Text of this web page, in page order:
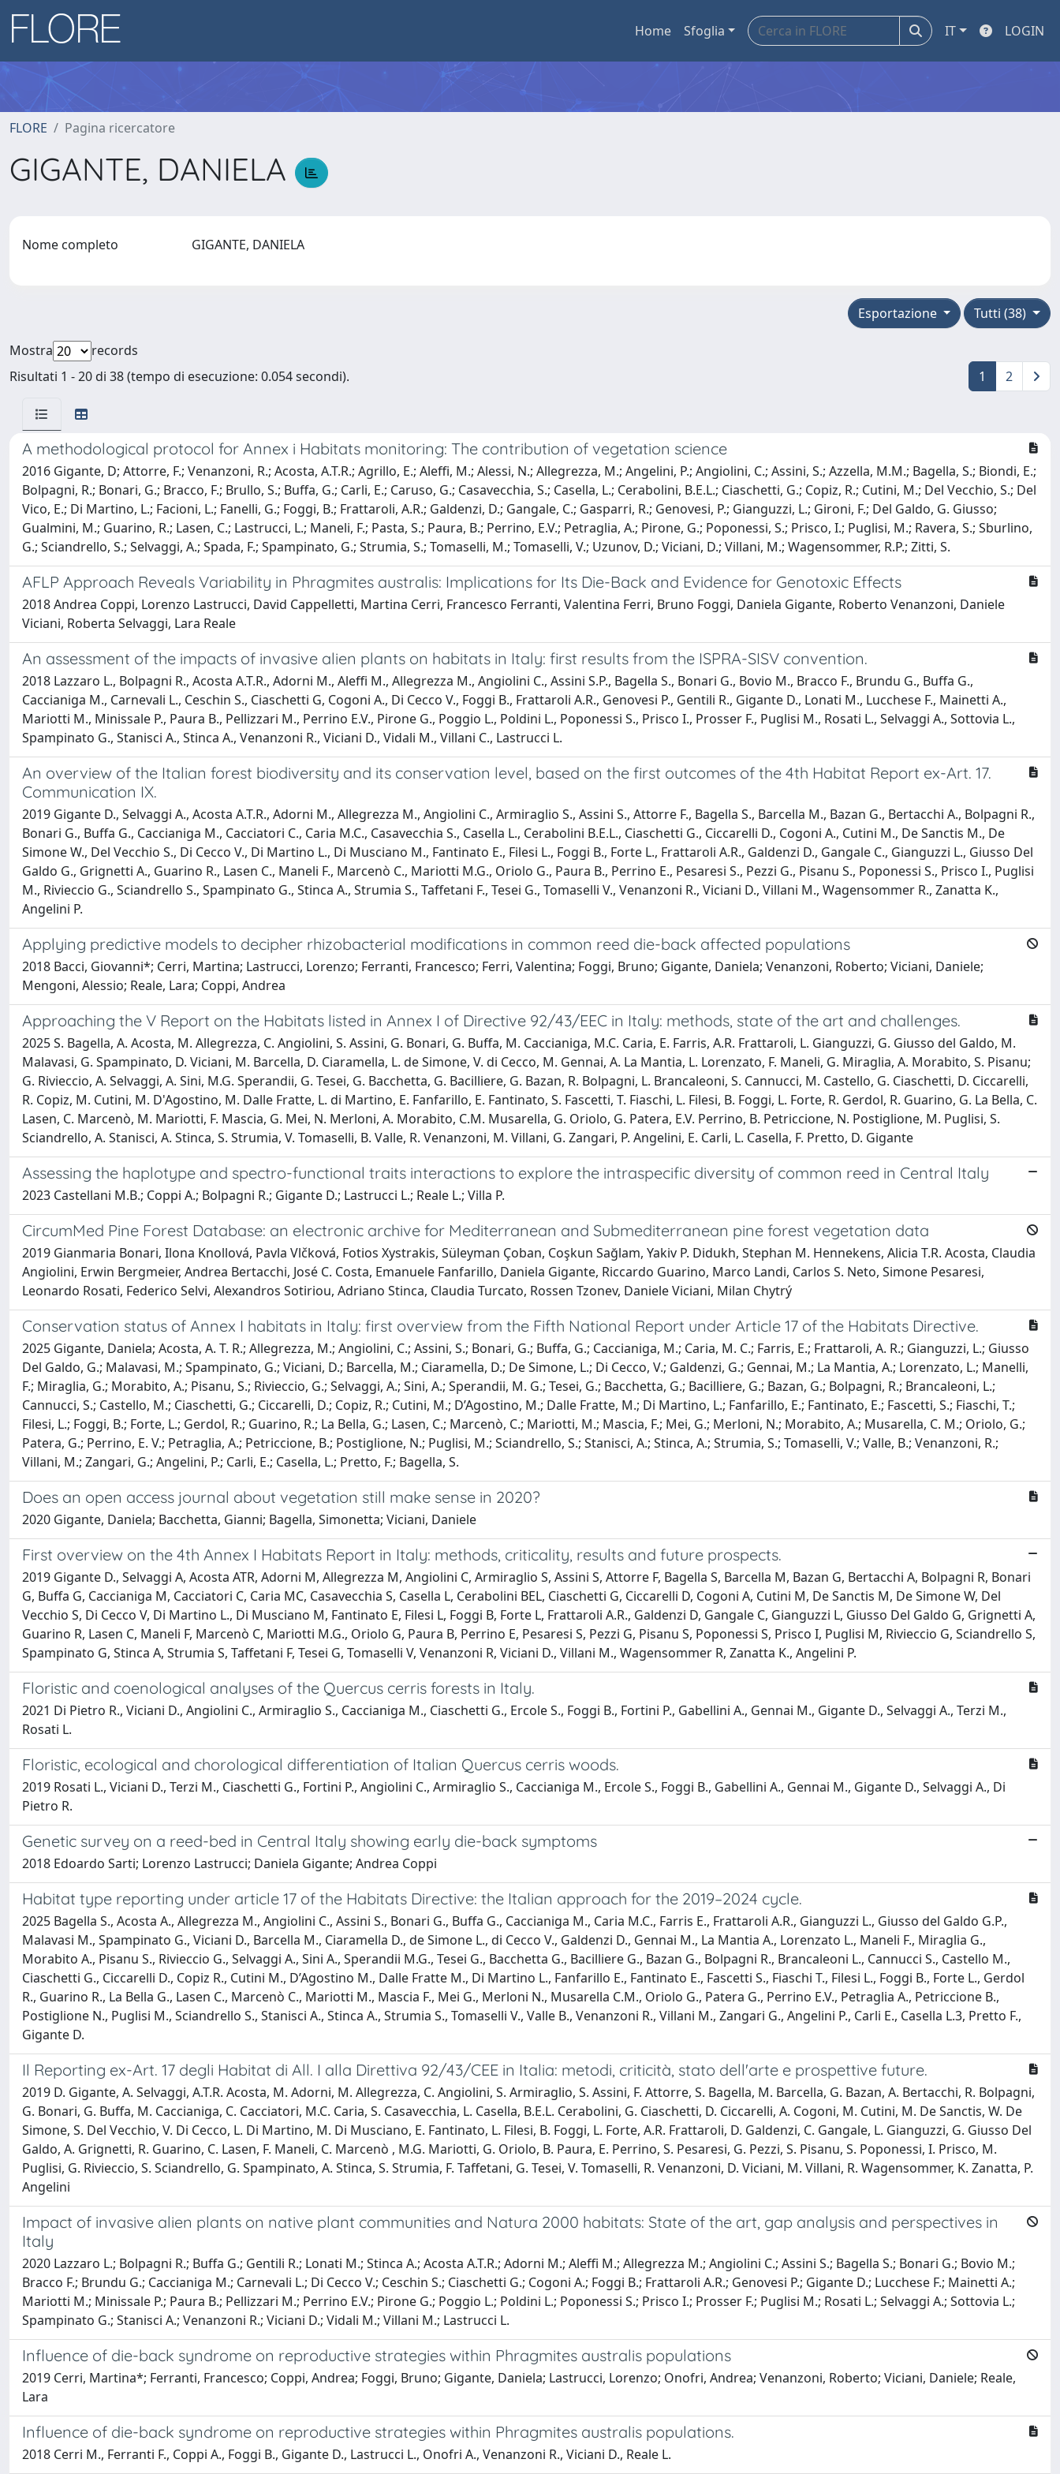
Home Sfoglia IT LOGIN
FLORE Pagina ricercatore
GIGANTE, DANIELA
Nome completo GIGANTE, DANIELA
Tutti (38)
Esportazione
Mostra
records
Risultati 1 - 20 di 38 (tempo di esecuzione: 0.054 secondi).
1 2
A methodological protocol for Annex i Habitats monitoring: The contribution of vegetation science
2016 Gigante, D; Attorre, F.; Venanzoni, R.; Acosta, A.T.R.; Agrillo, E.; Aleffi, M.; Alessi, N.; Allegrezza, M.; Angelini, P.; Angiolini, C.; Assini, S.; Azzella, M.M.; Bagella, S.; Biondi, E.;
Bolpagni, R.; Bonari, G.; Bracco, F.; Brullo, S.; Buffa, G.; Carli, E.; Caruso, G.; Casavecchia, S.; Casella, L.; Cerabolini, B.E.L.; Ciaschetti, G.; Copiz, R.; Cutini, M.; Del Vecchio, S.; Del
Vico, E.; Di Martino, L.; Facioni, L.; Fanelli, G.; Foggi, B.; Frattaroli, A.R.; Galdenzi, D.; Gangale, C.; Gasparri, R.; Genovesi, P.; Gianguzzi, L.; Gironi, F.; Del Galdo, G. Giusso;
Gualmini, M.; Guarino, R.; Lasen, C.; Lastrucci, L.; Maneli, F.; Pasta, S.; Paura, B.; Perrino, E.V.; Petraglia, A.; Pirone, G.; Poponessi, S.; Prisco, I.; Puglisi, M.; Ravera, S.; Sburlino,
G.; Sciandrello, S.; Selvaggi, A.; Spada, F.; Spampinato, G.; Strumia, S.; Tomaselli, M.; Tomaselli, V.; Uzunov, D.; Viciani, D.; Villani, M.; Wagensommer, R.P.; Zitti, S.
AFLP Approach Reveals Variability in Phragmites australis: Implications for Its Die-Back and Evidence for Genotoxic Effects
2018 Andrea Coppi, Lorenzo Lastrucci, David Cappelletti, Martina Cerri, Francesco Ferranti, Valentina Ferri, Bruno Foggi, Daniela Gigante, Roberto Venanzoni, Daniele
Viciani, Roberta Selvaggi, Lara Reale
An assessment of the impacts of invasive alien plants on habitats in Italy: first results from the ISPRA-SISV convention.
2018 Lazzaro L., Bolpagni R., Acosta A.T.R., Adorni M., Aleffi M., Allegrezza M., Angiolini C., Assini S.P., Bagella S., Bonari G., Bovio M., Bracco F., Brundu G., Buffa G.,
Caccianiga M., Carnevali L., Ceschin S., Ciaschetti G, Cogoni A., Di Cecco V., Foggi B., Frattaroli A.R., Genovesi P., Gentili R., Gigante D., Lonati M., Lucchese F., Mainetti A.,
Mariotti M., Minissale P., Paura B., Pellizzari M., Perrino E.V., Pirone G., Poggio L., Poldini L., Poponessi S., Prisco I., Prosser F., Puglisi M., Rosati L., Selvaggi A., Sottovia L.,
Spampinato G., Stanisci A., Stinca A., Venanzoni R., Viciani D., Vidali M., Villani C., Lastrucci L.
An overview of the Italian forest biodiversity and its conservation level, based on the first outcomes of the 4th Habitat Report ex-Art. 17.
Communication IX.
2019 Gigante D., Selvaggi A., Acosta A.T.R., Adorni M., Allegrezza M., Angiolini C., Armiraglio S., Assini S., Attorre F., Bagella S., Barcella M., Bazan G., Bertacchi A., Bolpagni R.,
Bonari G., Buffa G., Caccianiga M., Cacciatori C., Caria M.C., Casavecchia S., Casella L., Cerabolini B.E.L., Ciaschetti G., Ciccarelli D., Cogoni A., Cutini M., De Sanctis M., De
Simone W., Del Vecchio S., Di Cecco V., Di Martino L., Di Musciano M., Fantinato E., Filesi L., Foggi B., Forte L., Frattaroli A.R., Galdenzi D., Gangale C., Gianguzzi L., Giusso Del
Galdo G., Grignetti A., Guarino R., Lasen C., Maneli F., Marcenò C., Mariotti M.G., Oriolo G., Paura B., Perrino E., Pesaresi S., Pezzi G., Pisanu S., Poponessi S., Prisco I., Puglisi
M., Rivieccio G., Sciandrello S., Spampinato G., Stinca A., Strumia S., Taffetani F., Tesei G., Tomaselli V., Venanzoni R., Viciani D., Villani M., Wagensommer R., Zanatta K.,
Angelini P.
Applying predictive models to decipher rhizobacterial modifications in common reed die-back affected populations
2018 Bacci, Giovanni*; Cerri, Martina; Lastrucci, Lorenzo; Ferranti, Francesco; Ferri, Valentina; Foggi, Bruno; Gigante, Daniela; Venanzoni, Roberto; Viciani, Daniele;
Mengoni, Alessio; Reale, Lara; Coppi, Andrea
Approaching the V Report on the Habitats listed in Annex I of Directive 92/43/EEC in Italy: methods, state of the art and challenges.
2025 S. Bagella, A. Acosta, M. Allegrezza, C. Angiolini, S. Assini, G. Bonari, G. Buffa, M. Caccianiga, M.C. Caria, E. Farris, A.R. Frattaroli, L. Gianguzzi, G. Giusso del Galdo, M.
Malavasi, G. Spampinato, D. Viciani, M. Barcella, D. Ciaramella, L. de Simone, V. di Cecco, M. Gennai, A. La Mantia, L. Lorenzato, F. Maneli, G. Miraglia, A. Morabito, S. Pisanu;
G. Rivieccio, A. Selvaggi, A. Sini, M.G. Sperandii, G. Tesei, G. Bacchetta, G. Bacilliere, G. Bazan, R. Bolpagni, L. Brancaleoni, S. Cannucci, M. Castello, G. Ciaschetti, D. Ciccarelli,
R. Copiz, M. Cutini, M. D'Agostino, M. Dalle Fratte, L. di Martino, E. Fanfarillo, E. Fantinato, S. Fascetti, T. Fiaschi, L. Filesi, B. Foggi, L. Forte, R. Gerdol, R. Guarino, G. La Bella, C.
Lasen, C. Marcenò, M. Mariotti, F. Mascia, G. Mei, N. Merloni, A. Morabito, C.M. Musarella, G. Oriolo, G. Patera, E.V. Perrino, B. Petriccione, N. Postiglione, M. Puglisi, S.
Sciandrello, A. Stanisci, A. Stinca, S. Strumia, V. Tomaselli, B. Valle, R. Venanzoni, M. Villani, G. Zangari, P. Angelini, E. Carli, L. Casella, F. Pretto, D. Gigante
Assessing the haplotype and spectro-functional traits interactions to explore the intraspecific diversity of common reed in Central Italy
2023 Castellani M.B.; Coppi A.; Bolpagni R.; Gigante D.; Lastrucci L.; Reale L.; Villa P.
CircumMed Pine Forest Database: an electronic archive for Mediterranean and Submediterranean pine forest vegetation data
2019 Gianmaria Bonari, Ilona Knollová, Pavla Vlčková, Fotios Xystrakis, Süleyman Çoban, Coşkun Sağlam, Yakiv P. Didukh, Stephan M. Hennekens, Alicia T.R. Acosta, Claudia
Angiolini, Erwin Bergmeier, Andrea Bertacchi, José C. Costa, Emanuele Fanfarillo, Daniela Gigante, Riccardo Guarino, Marco Landi, Carlos S. Neto, Simone Pesaresi,
Leonardo Rosati, Federico Selvi, Alexandros Sotiriou, Adriano Stinca, Claudia Turcato, Rossen Tzonev, Daniele Viciani, Milan Chytrý
Conservation status of Annex I habitats in Italy: first overview from the Fifth National Report under Article 17 of the Habitats Directive.
2025 Gigante, Daniela; Acosta, A. T. R.; Allegrezza, M.; Angiolini, C.; Assini, S.; Bonari, G.; Buffa, G.; Caccianiga, M.; Caria, M. C.; Farris, E.; Frattaroli, A. R.; Gianguzzi, L.; Giusso
Del Galdo, G.; Malavasi, M.; Spampinato, G.; Viciani, D.; Barcella, M.; Ciaramella, D.; De Simone, L.; Di Cecco, V.; Galdenzi, G.; Gennai, M.; La Mantia, A.; Lorenzato, L.; Manelli,
F.; Miraglia, G.; Morabito, A.; Pisanu, S.; Rivieccio, G.; Selvaggi, A.; Sini, A.; Sperandii, M. G.; Tesei, G.; Bacchetta, G.; Bacilliere, G.; Bazan, G.; Bolpagni, R.; Brancaleoni, L.;
Cannucci, S.; Castello, M.; Ciaschetti, G.; Ciccarelli, D.; Copiz, R.; Cutini, M.; D’Agostino, M.; Dalle Fratte, M.; Di Martino, L.; Fanfarillo, E.; Fantinato, E.; Fascetti, S.; Fiaschi, T.;
Filesi, L.; Foggi, B.; Forte, L.; Gerdol, R.; Guarino, R.; La Bella, G.; Lasen, C.; Marcenò, C.; Mariotti, M.; Mascia, F.; Mei, G.; Merloni, N.; Morabito, A.; Musarella, C. M.; Oriolo, G.;
Patera, G.; Perrino, E. V.; Petraglia, A.; Petriccione, B.; Postiglione, N.; Puglisi, M.; Sciandrello, S.; Stanisci, A.; Stinca, A.; Strumia, S.; Tomaselli, V.; Valle, B.; Venanzoni, R.;
Villani, M.; Zangari, G.; Angelini, P.; Carli, E.; Casella, L.; Pretto, F.; Bagella, S.
Does an open access journal about vegetation still make sense in 2020?
2020 Gigante, Daniela; Bacchetta, Gianni; Bagella, Simonetta; Viciani, Daniele
First overview on the 4th Annex I Habitats Report in Italy: methods, criticality, results and future prospects.
2019 Gigante D., Selvaggi A, Acosta ATR, Adorni M, Allegrezza M, Angiolini C, Armiraglio S, Assini S, Attorre F, Bagella S, Barcella M, Bazan G, Bertacchi A, Bolpagni R, Bonari
G, Buffa G, Caccianiga M, Cacciatori C, Caria MC, Casavecchia S, Casella L, Cerabolini BEL, Ciaschetti G, Ciccarelli D, Cogoni A, Cutini M, De Sanctis M, De Simone W, Del
Vecchio S, Di Cecco V, Di Martino L., Di Musciano M, Fantinato E, Filesi L, Foggi B, Forte L, Frattaroli A.R., Galdenzi D, Gangale C, Gianguzzi L, Giusso Del Galdo G, Grignetti A,
Guarino R, Lasen C, Maneli F, Marcenò C, Mariotti M.G., Oriolo G, Paura B, Perrino E, Pesaresi S, Pezzi G, Pisanu S, Poponessi S, Prisco I, Puglisi M, Rivieccio G, Sciandrello S,
Spampinato G, Stinca A, Strumia S, Taffetani F, Tesei G, Tomaselli V, Venanzoni R, Viciani D., Villani M., Wagensommer R, Zanatta K., Angelini P.
Floristic and coenological analyses of the Quercus cerris forests in Italy.
2021 Di Pietro R., Viciani D., Angiolini C., Armiraglio S., Caccianiga M., Ciaschetti G., Ercole S., Foggi B., Fortini P., Gabellini A., Gennai M., Gigante D., Selvaggi A., Terzi M.,
Rosati L.
Floristic, ecological and chorological differentiation of Italian Quercus cerris woods.
2019 Rosati L., Viciani D., Terzi M., Ciaschetti G., Fortini P., Angiolini C., Armiraglio S., Caccianiga M., Ercole S., Foggi B., Gabellini A., Gennai M., Gigante D., Selvaggi A., Di
Pietro R.
Genetic survey on a reed-bed in Central Italy showing early die-back symptoms
2018 Edoardo Sarti; Lorenzo Lastrucci; Daniela Gigante; Andrea Coppi
Habitat type reporting under article 17 of the Habitats Directive: the Italian approach for the 2019–2024 cycle.
2025 Bagella S., Acosta A., Allegrezza M., Angiolini C., Assini S., Bonari G., Buffa G., Caccianiga M., Caria M.C., Farris E., Frattaroli A.R., Gianguzzi L., Giusso del Galdo G.P.,
Malavasi M., Spampinato G., Viciani D., Barcella M., Ciaramella D., de Simone L., di Cecco V., Galdenzi D., Gennai M., La Mantia A., Lorenzato L., Maneli F., Miraglia G.,
Morabito A., Pisanu S., Rivieccio G., Selvaggi A., Sini A., Sperandii M.G., Tesei G., Bacchetta G., Bacilliere G., Bazan G., Bolpagni R., Brancaleoni L., Cannucci S., Castello M.,
Ciaschetti G., Ciccarelli D., Copiz R., Cutini M., D’Agostino M., Dalle Fratte M., Di Martino L., Fanfarillo E., Fantinato E., Fascetti S., Fiaschi T., Filesi L., Foggi B., Forte L., Gerdol
R., Guarino R., La Bella G., Lasen C., Marcenò C., Mariotti M., Mascia F., Mei G., Merloni N., Musarella C.M., Oriolo G., Patera G., Perrino E.V., Petraglia A., Petriccione B.,
Postiglione N., Puglisi M., Sciandrello S., Stanisci A., Stinca A., Strumia S., Tomaselli V., Valle B., Venanzoni R., Villani M., Zangari G., Angelini P., Carli E., Casella L.3, Pretto F.,
Gigante D.
Il Reporting ex-Art. 17 degli Habitat di All. I alla Direttiva 92/43/CEE in Italia: metodi, criticità, stato dell'arte e prospettive future.
2019 D. Gigante, A. Selvaggi, A.T.R. Acosta, M. Adorni, M. Allegrezza, C. Angiolini, S. Armiraglio, S. Assini, F. Attorre, S. Bagella, M. Barcella, G. Bazan, A. Bertacchi, R. Bolpagni,
G. Bonari, G. Buffa, M. Caccianiga, C. Cacciatori, M.C. Caria, S. Casavecchia, L. Casella, B.E.L. Cerabolini, G. Ciaschetti, D. Ciccarelli, A. Cogoni, M. Cutini, M. De Sanctis, W. De
Simone, S. Del Vecchio, V. Di Cecco, L. Di Martino, M. Di Musciano, E. Fantinato, L. Filesi, B. Foggi, L. Forte, A.R. Frattaroli, D. Galdenzi, C. Gangale, L. Gianguzzi, G. Giusso Del
Galdo, A. Grignetti, R. Guarino, C. Lasen, F. Maneli, C. Marcenò , M.G. Mariotti, G. Oriolo, B. Paura, E. Perrino, S. Pesaresi, G. Pezzi, S. Pisanu, S. Poponessi, I. Prisco, M.
Puglisi, G. Rivieccio, S. Sciandrello, G. Spampinato, A. Stinca, S. Strumia, F. Taffetani, G. Tesei, V. Tomaselli, R. Venanzoni, D. Viciani, M. Villani, R. Wagensommer, K. Zanatta, P.
Angelini
Impact of invasive alien plants on native plant communities and Natura 2000 habitats: State of the art, gap analysis and perspectives in
Italy
2020 Lazzaro L.; Bolpagni R.; Buffa G.; Gentili R.; Lonati M.; Stinca A.; Acosta A.T.R.; Adorni M.; Aleffi M.; Allegrezza M.; Angiolini C.; Assini S.; Bagella S.; Bonari G.; Bovio M.;
Bracco F.; Brundu G.; Caccianiga M.; Carnevali L.; Di Cecco V.; Ceschin S.; Ciaschetti G.; Cogoni A.; Foggi B.; Frattaroli A.R.; Genovesi P.; Gigante D.; Lucchese F.; Mainetti A.;
Mariotti M.; Minissale P.; Paura B.; Pellizzari M.; Perrino E.V.; Pirone G.; Poggio L.; Poldini L.; Poponessi S.; Prisco I.; Prosser F.; Puglisi M.; Rosati L.; Selvaggi A.; Sottovia L.;
Spampinato G.; Stanisci A.; Venanzoni R.; Viciani D.; Vidali M.; Villani M.; Lastrucci L.
Influence of die-back syndrome on reproductive strategies within Phragmites australis populations
2019 Cerri, Martina*; Ferranti, Francesco; Coppi, Andrea; Foggi, Bruno; Gigante, Daniela; Lastrucci, Lorenzo; Onofri, Andrea; Venanzoni, Roberto; Viciani, Daniele; Reale,
Lara
Influence of die-back syndrome on reproductive strategies within Phragmites australis populations.
2018 Cerri M., Ferranti F., Coppi A., Foggi B., Gigante D., Lastrucci L., Onofri A., Venanzoni R., Viciani D., Reale L.